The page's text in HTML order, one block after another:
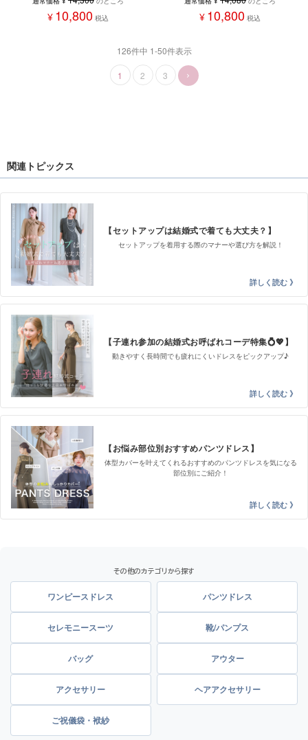
¥ 10,800 税込 ¥ 10,800 税込
126件中 1-50件表示
1 2 3
関連トピックス
【セットアップは結婚式で着ても大丈夫？】
セットアップを着用する際のマナーや選び方を解説！
【子連れ参加の結婚式お呼ばれコーデ特集💍💖】
動きやすく長時間でも疲れにくいドレスをピックアップ♪
【お悩み部位別おすすめパンツドレス】
体型カバーを叶えてくれるおすすめのパンツドレスを気になる
部位別にご紹介！
その他のカテゴリから探す
ワンピースドレス パンツドレス
セレモニースーツ 靴/パンプス
バッグ アウター
アクセサリー ヘアアクセサリー
ご祝儀袋・袱紗